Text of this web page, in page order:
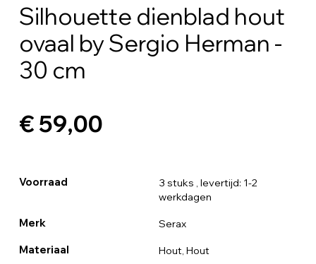
Silhouette dienblad hout
ovaal by Sergio Herman -
30 cm
€ 59,00
Voorraad 3 stuks , levertijd: 1-2
werkdagen
Merk Serax
Materiaal Hout, Hout